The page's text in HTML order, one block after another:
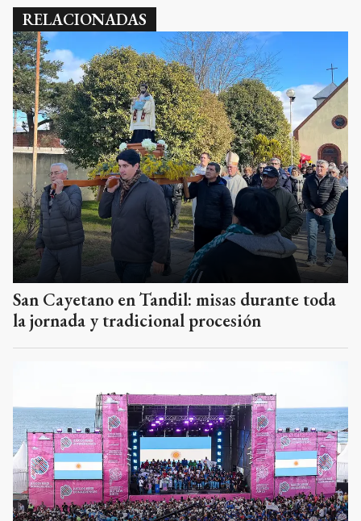
RELACIONADAS
San Cayetano en Tandil: misas durante toda
la jornada y tradicional procesión